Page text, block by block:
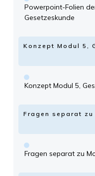
Powerpoint-Folien
Gesetzeskunde
Konzept Modul 5,
Konzept Modul 5,
Fragen separat zu
Fragen separat zu